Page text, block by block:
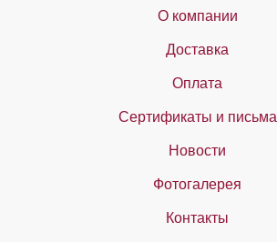
О компании
Доставка
Оплата
Сертификаты и письма
Новости
Фотогалерея
Контакты